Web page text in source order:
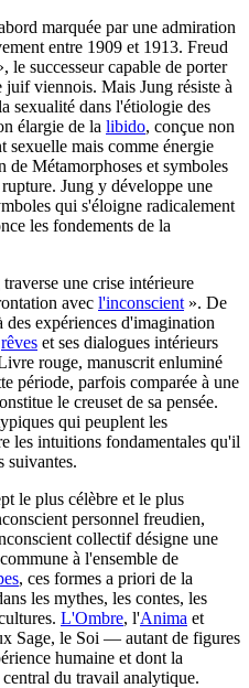
marquée par une admiration
entre 1909 et 1913. Freud
le successeur capable de porter
juif viennois. Mais Jung résiste à
sexualité dans l'étiologie des
élargie de la libido, conçue non
sexuelle mais comme énergie
Métamorphoses et symboles
Jung y développe une
qui s'éloigne radicalement
les fondements de la
traverse une crise intérieure
avec l'inconscient ». De
expériences d'imagination
rêves et ses dialogues intérieurs
rouge, manuscrit enluminé
période, parfois comparée à une
le creuset de sa pensée.
qui peuplent les
les intuitions fondamentales qu'il
suivantes.
le plus célèbre et le plus
personnel freudien,
collectif désigne une
à l'ensemble de
, ces formes a priori de la
les mythes, les contes, les
L'Ombre, l'Anima et
Sage, le Soi — autant de figures
humaine et dont la
du travail analytique.